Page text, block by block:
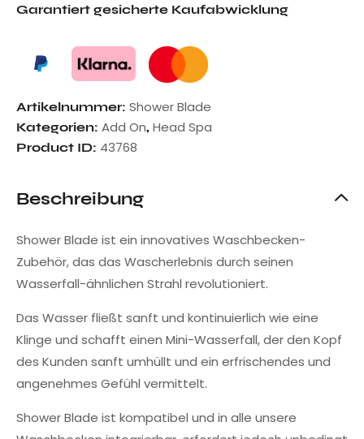
Garantiert gesicherte Kaufabwicklung
Artikelnummer: Shower Blade
Kategorien: Add On, Head Spa
Product ID: 43768
Beschreibung
Shower Blade ist ein innovatives Waschbecken-
Zubehör, das das Wascherlebnis durch seinen
Wasserfall-ähnlichen Strahl revolutioniert.
Das Wasser fließt sanft und kontinuierlich wie eine
Klinge und schafft einen Mini-Wasserfall, der den Kopf
des Kunden sanft umhüllt und ein erfrischendes und
angenehmes Gefühl vermittelt.
Shower Blade ist kompatibel und in alle unsere